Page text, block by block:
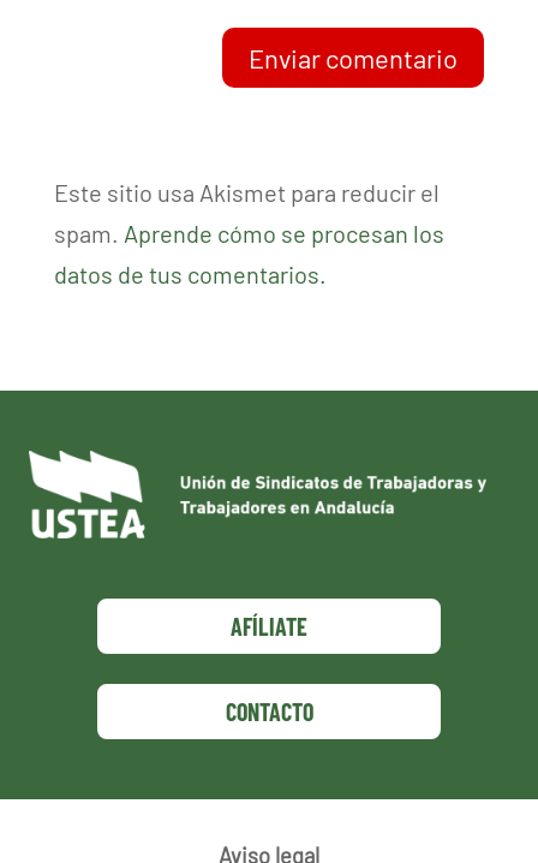
Enviar comentario
Este sitio usa Akismet para reducir el
spam. Aprende cómo se procesan los
datos de tus comentarios.
AFÍLIATE
CONTACTO
Aviso legal